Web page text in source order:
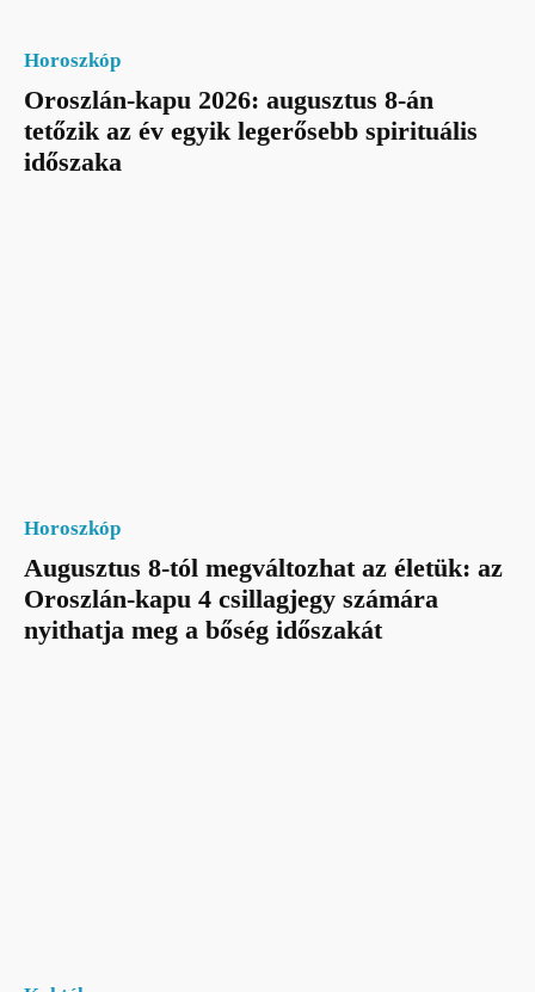
Horoszkóp
Oroszlán-kapu 2026: augusztus 8-án
tetőzik az év egyik legerősebb spirituális
időszaka
Horoszkóp
Augusztus 8-tól megváltozhat az életük: az
Oroszlán-kapu 4 csillagjegy számára
nyithatja meg a bőség időszakát